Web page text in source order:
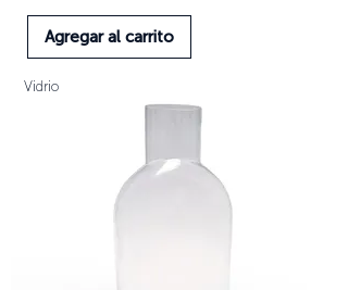
Agregar al carrito
Vidrio